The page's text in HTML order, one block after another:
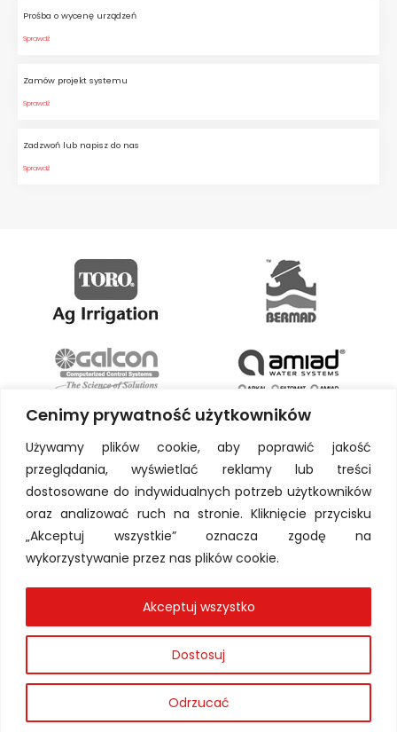
Cenimy prywatność użytkowników
Używamy plików cookie, aby poprawić jakość
przeglądania, wyświetlać reklamy lub treści
dostosowane do indywidualnych potrzeb użytkowników
oraz analizować ruch na stronie. Kliknięcie przycisku
„Akceptuj wszystkie” oznacza zgodę na
wykorzystywanie przez nas plików cookie.
Dostosuj
Odrzucać
Akceptuj wszystko
Prośba o wycenę urządzeń
Sprawdź
Zamów projekt systemu
Sprawdź
Zadzwoń lub napisz do nas
Sprawdź